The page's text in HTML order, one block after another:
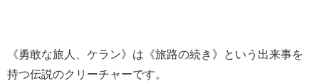
《勇敢な旅人、ケラン》は《旅路の続き》という出来事を
持つ伝説のクリーチャーです。